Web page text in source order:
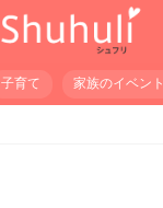
子育て 家族のイベント